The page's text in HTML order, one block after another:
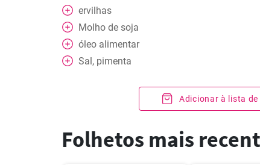
ervilhas
Molho de soja
óleo alimentar
Sal, pimenta
Adicionar à lista
Folhetos mais